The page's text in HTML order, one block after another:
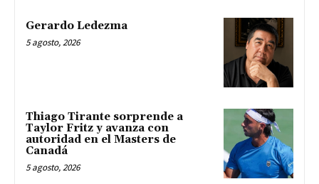
Gerardo Ledezma
5 agosto, 2026
Thiago Tirante sorprende a
Taylor Fritz y avanza con
autoridad en el Masters de
Canadá
5 agosto, 2026